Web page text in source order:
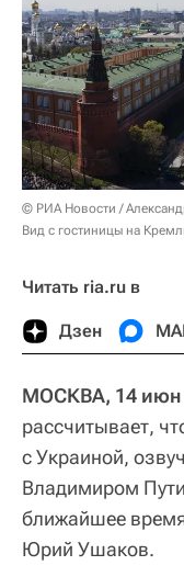
© РИА Новости /
Вид с гостиницы на
Читать ria.ru в
Дзен
МОСКВА, 14 июн
рассчитывает,
с Украиной,
Владимиром
ближайшее
Юрий Ушаков.